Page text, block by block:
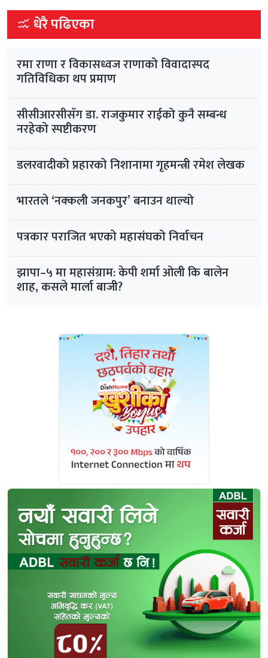
धेरै पढिएका
रमा राणा र विकासध्वज राणाको विवादास्पद
गतिविधिका थप प्रमाण
सीसीआरसीसँग डा. राजकुमार राईको कुनै सम्बन्ध
नरहेको स्पष्टीकरण
डलरवादीको प्रहारको निशानामा गृहमन्त्री रमेश लेखक
भारतले ‘नक्कली जनकपुर’ बनाउन थाल्यो
पत्रकार पराजित भएको महासंघको निर्वाचन
झापा–५ मा महासंग्राम: केपी शर्मा ओली कि बालेन
शाह, कसले मार्ला बाजी?